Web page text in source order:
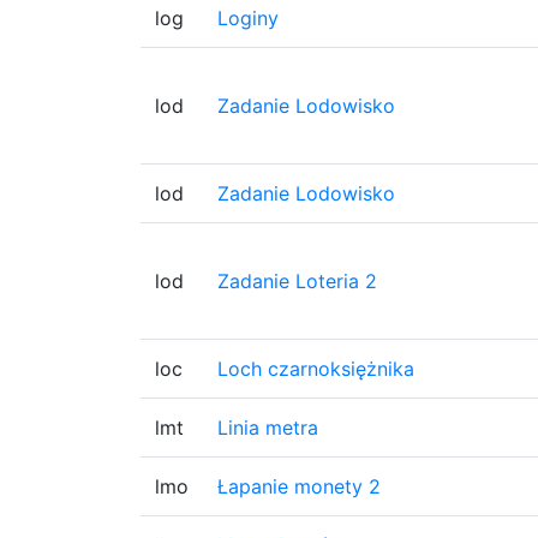
log Loginy
lod Zadanie Lodowisko
lod Zadanie Lodowisko
lod Zadanie Loteria 2
loc Loch czarnoksiężnika
lmt Linia metra
lmo Łapanie monety 2